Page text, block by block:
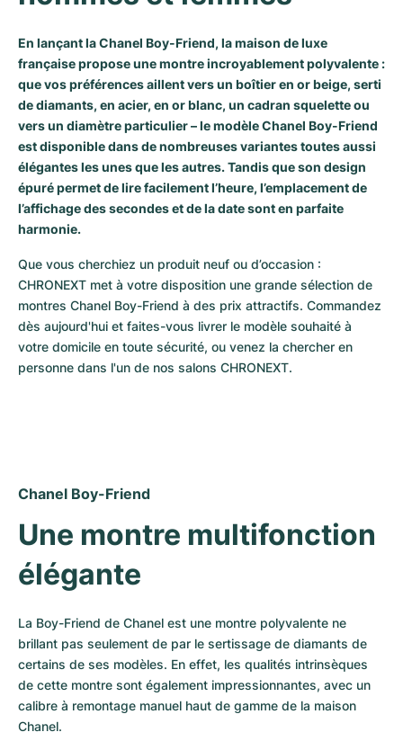
Oyster Perpetual
Yacht-Master
Yacht-Master II
Sea-Dweller
Sky-Dweller
Submariner
Rotonde
Crash
Pasha
Tortue
Baignoire
Ballon Blanc
Roadster
Montres d'occasion
Bentley
Transocean
Cockpit
Chronospace
Super Avenger
Galactic
Montbrillant
Montres d'occasion
Grand Carrera
Montres d'occasion
Montres pour femmes
Portugieser
Da Vinci
Aquatimer
Spitfire
GST
Vintage
Montres d'occasion
King Power
Montres d'occasion
En lançant la Chanel Boy-Friend, la maison de luxe
française propose une montre incroyablement polyvalente :
que vos préférences aillent vers un boîtier en or beige, serti
de diamants, en acier, en or blanc, un cadran squelette ou
vers un diamètre particulier – le modèle Chanel Boy-Friend
est disponible dans de nombreuses variantes toutes aussi
élégantes les unes que les autres. Tandis que son design
épuré permet de lire facilement l’heure, l’emplacement de
l’affichage des secondes et de la date sont en parfaite
harmonie.
Que vous cherchiez un produit neuf ou d’occasion :
CHRONEXT met à votre disposition une grande sélection de
montres Chanel Boy-Friend à des prix attractifs. Commandez
dès aujourd'hui et faites-vous livrer le modèle souhaité à
votre domicile en toute sécurité, ou venez la chercher en
personne dans l'un de nos salons CHRONEXT.
Chanel Boy-Friend
Une montre multifonction
élégante
La Boy-Friend de Chanel est une montre polyvalente ne
brillant pas seulement de par le sertissage de diamants de
certains de ses modèles. En effet, les qualités intrinsèques
de cette montre sont également impressionnantes, avec un
calibre à remontage manuel haut de gamme de la maison
Chanel.